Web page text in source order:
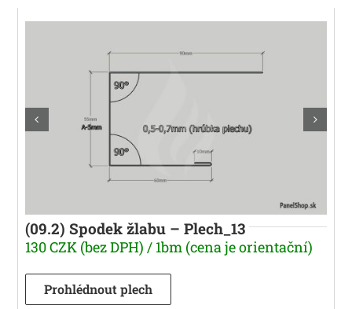
(09.2) Spodek žlabu – Plech_13
130 CZK (bez DPH) / 1bm (cena je orientační)
Prohlédnout plech